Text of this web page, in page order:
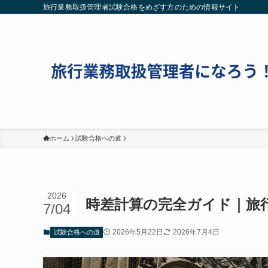
旅行業務取扱管理者試験合格をめざす方のための情報サイト
ホーム 試験合格への道
時差計算の完全ガイド｜旅
2026
7/04
試験合格への道 2026年5月22日 2026年7月4日